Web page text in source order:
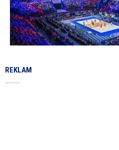
REKLAM